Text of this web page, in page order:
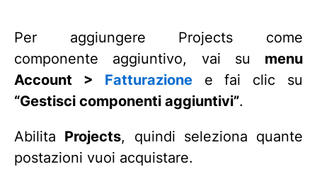
Per aggiungere Projects come
componente aggiuntivo, vai su menu
Account > Fatturazionee fai clic su
“Gestisci componenti aggiuntivi”.
Abilita Projects, quindi seleziona quante
postazioni vuoi acquistare.